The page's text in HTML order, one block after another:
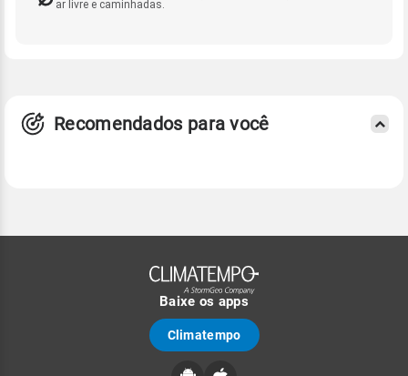
ar livre e caminhadas.
Recomendados para você
Baixe os apps
Climatempo